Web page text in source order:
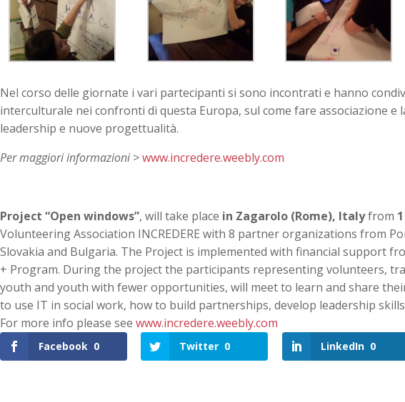
Nel corso delle giornate i vari partecipanti si sono incontrati e hanno
interculturale nei confronti di questa Europa, sul come fare associazione e
leadership e nuove progettualità.
Per maggiori informazioni >www.incredere.weebly.com
Project “Open windows”, will take place in Zagarolo (Rome), Italyfrom
Volunteering Association INCREDERE with 8 partner organizations from
Slovakia and Bulgaria. The Project is implemented with financial support
+ Program. During the project the participants representing volunteers,
youth and youth with fewer opportunities, will meet to learn and share
to use IT in social work, how to build partnerships, develop leadership
For more info please see www.incredere.weebly.com
Facebook 0 Twitter 0 LinkedIn 0